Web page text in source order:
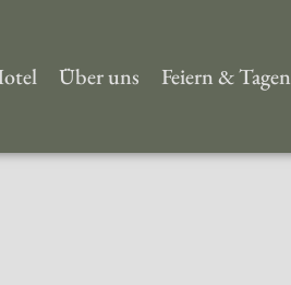
Über uns Feiern & Tagen